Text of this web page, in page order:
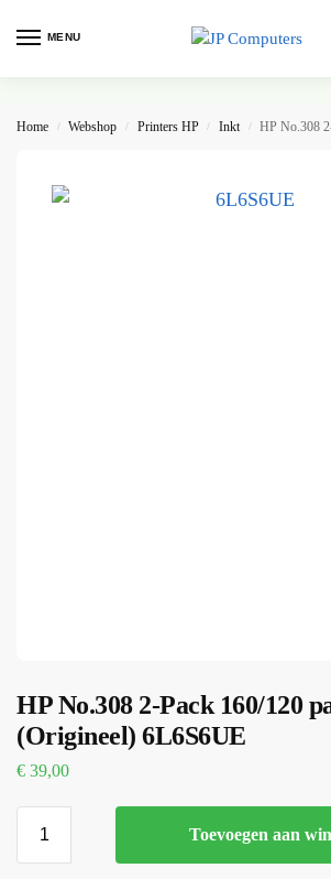
MENU
Home / Webshop / Printers HP / Inkt / HP No.308 2-Pack
HP No.308 2-Pack 160/120
(Origineel) 6L6S6UE
€ 39,00
Toevoegen aan